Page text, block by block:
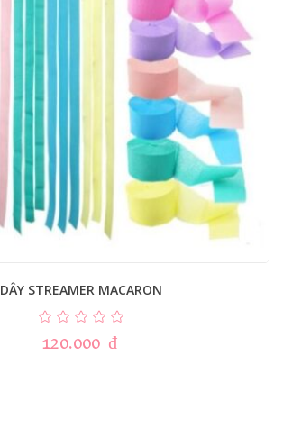
DÂY STREAMER MACARON
120.000 ₫